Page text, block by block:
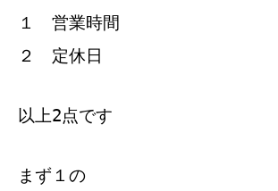
１ 営業時間
２ 定休日
以上2点です
まず１の